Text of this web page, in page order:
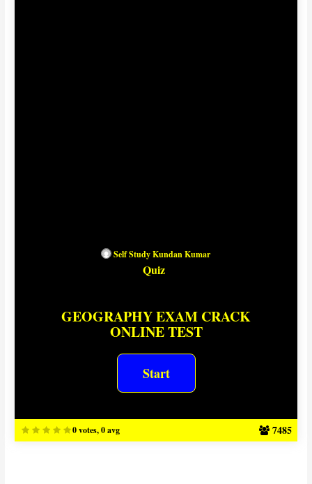
0 votes, 0 avg 7485
Self Study Kundan Kumar
Quiz
GEOGRAPHY EXAM CRACK
ONLINE TEST